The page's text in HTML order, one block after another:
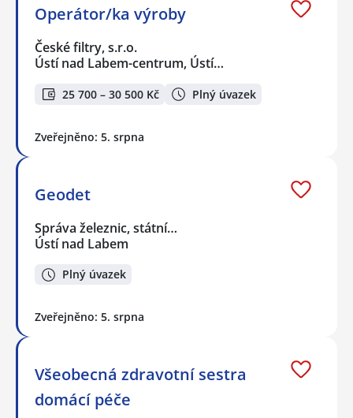
Operátor/ka výroby
České filtry, s.r.o.
Ústí nad Labem-centrum, Ústí…
25 700 – 30 500 Kč Plný úvazek
Zveřejněno: 5. srpna
Geodet
Správa železnic, státní…
Ústí nad Labem
Plný úvazek
Zveřejněno: 5. srpna
Všeobecná zdravotní sestra
domácí péče